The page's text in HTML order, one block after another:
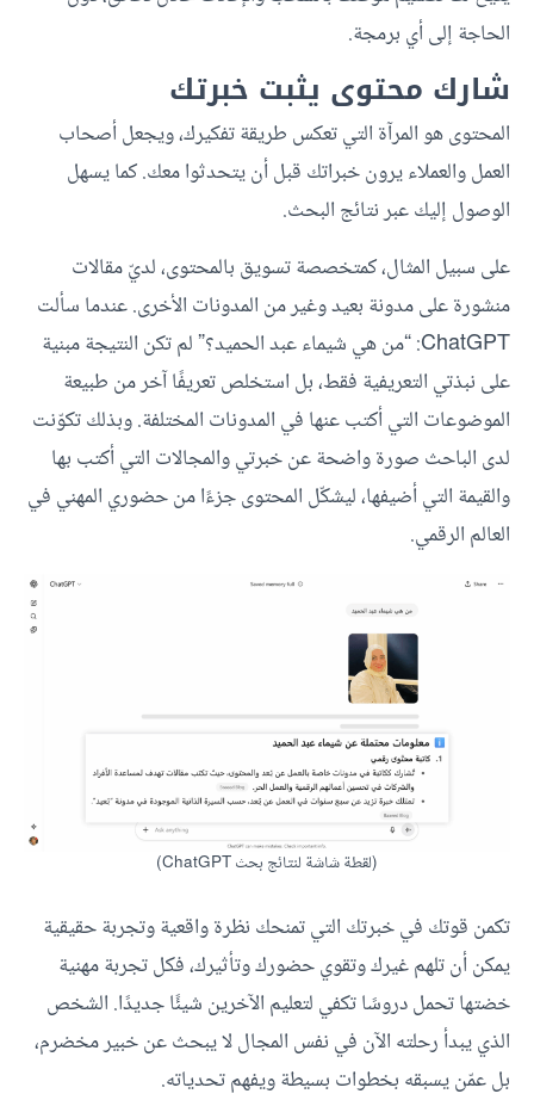
الحاجة إلى أي برمجة.
شارك محتوى يثبت خبرتك
المحتوى هو المرآة التي تعكس طريقة تفكيرك، ويجعل أصحاب
العمل والعملاء يرون خبراتك قبل أن يتحدثوا معك. كما يسهل
الوصول إليك عبر نتائج البحث.
على سبيل المثال، كمتخصصة تسويق بالمحتوى، لديّ مقالات
منشورة على مدونة بعيد وغير من المدونات الأخرى. عندما سألت
ChatGPT: “من هي شيماء عبد الحميد؟” لم تكن النتيجة مبنية
على نبذتي التعريفية فقط، بل استخلص تعريفًا آخر من طبيعة
الموضوعات التي أكتب عنها في المدونات المختلفة. وبذلك تكوّنت
لدى الباحث صورة واضحة عن خبرتي والمجالات التي أكتب بها
والقيمة التي أضيفها، ليشكّل المحتوى جزءًا من حضوري المهني في
العالم الرقمي.
(لقطة شاشة لنتائج بحث ChatGPT)
تكمن قوتك في خبرتك التي تمنحك نظرة واقعية وتجربة حقيقية
يمكن أن تلهم غيرك وتقوي حضورك وتأثيرك، فكل تجربة مهنية
خضتها تحمل دروسًا تكفي لتعليم الآخرين شيئًا جديدًا. الشخص
الذي يبدأ رحلته الآن في نفس المجال لا يبحث عن خبير مخضرم،
بل عمّن يسبقه بخطوات بسيطة ويفهم تحدياته.